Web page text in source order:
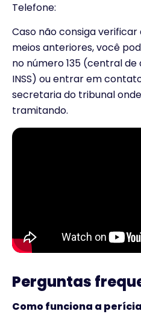
Telefone:
Caso não consiga
meios anteriores, você
no número 135 (central
INSS) ou entrar em
secretaria do tribunal
tramitando.
Perguntas
Como funciona a